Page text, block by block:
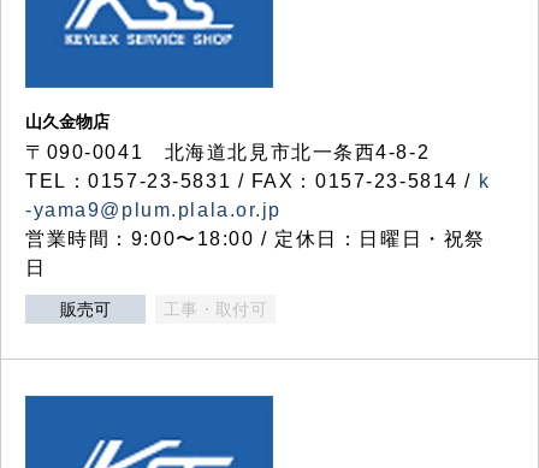
山久金物店
〒090-0041 北海道北見市北一条西4-8-2
TEL：0157-23-5831 / FAX：0157-23-5814 / k
-yama9@plum.plala.or.jp
営業時間：9:00〜18:00 / 定休日：日曜日・祝祭
日
販売可 工事・取付可